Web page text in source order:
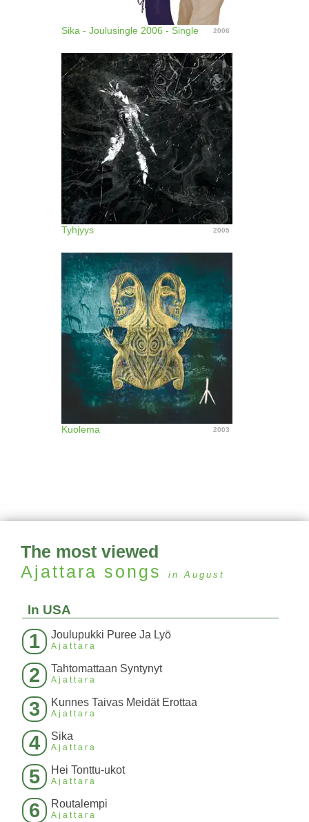
Sika - Joulusingle 2006 - Single 2006
Tyhjyys 2005
Kuolema 2003
The most viewed
Ajattara songs in August
In USA
1 Joulupukki Puree Ja Lyö
Ajattara
2 Tahtomattaan Syntynyt
Ajattara
3 Kunnes Taivas Meidät Erottaa
Ajattara
4 Sika
Ajattara
5 Hei Tonttu-ukot
Ajattara
6 Routalempi
Ajattara